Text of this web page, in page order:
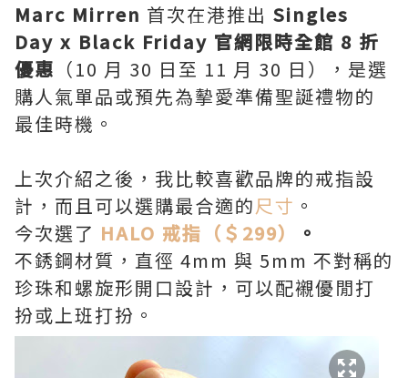
Marc Mirren 首次在港推出 Singles
Day x Black Friday 官網限時全館 8 折
優惠 （10 月 30 日至 11 月 30 日），是選
購人氣單品或預先為摰愛準備聖誕禮物的
最佳時機。
上次介紹之後，我比較喜歡品牌的戒指設
計，而且可以選購最合適的尺寸 。
今次選了 HALO 戒指（＄299）
。
不銹鋼材質，直徑 4mm 與 5mm 不對稱的
珍珠和螺旋形開口設計，可以配襯優閒打
扮或上班打扮。